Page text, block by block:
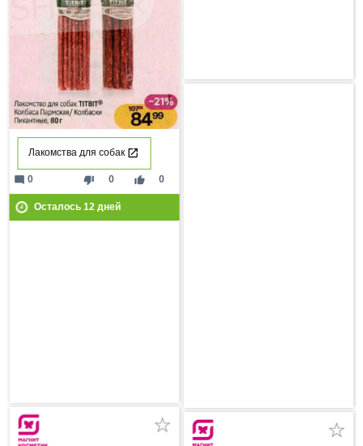
Лакомства для собак
thumb_down 0 thumb_up 0
mode_comment 0
Осталось 12 дней